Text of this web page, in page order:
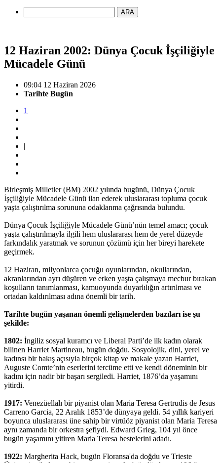
ARA
12 Haziran 2002: Dünya Çocuk İşçiliğiyle
Mücadele Günü
09:04 12 Haziran 2026
Tarihte Bugün
1
|
Birleşmiş Milletler (BM) 2002 yılında bugünü, Dünya Çocuk
İşçiliğiyle Mücadele Günü ilan ederek uluslararası topluma çocuk
yaşta çalıştırılma sorununa odaklanma çağrısında bulundu.
Dünya Çocuk İşçiliğiyle Mücadele Günü’nün temel amacı; çocuk
yaşta çalıştırılmayla ilgili hem uluslararası hem de yerel düzeyde
farkındalık yaratmak ve sorunun çözümü için her bireyi harekete
geçirmek.
12 Haziran, milyonlarca çocuğu oyunlarından, okullarından,
akranlarından ayrı düşüren ve erken yaşta çalışmaya mecbur bırakan
koşulların tanımlanması, kamuoyunda duyarlılığın artırılması ve
ortadan kaldırılması adına önemli bir tarih.
Tarihte bugün yaşanan önemli gelişmelerden bazıları ise şu
şekilde:
1802: İngiliz sosyal kuramcı ve Liberal Parti’de ilk kadın olarak
bilinen Harriet Martineau, bugün doğdu. Sosyolojik, dini, yerel ve
kadınsı bir bakış açısıyla birçok kitap ve makale yazan Harriet,
Auguste Comte’nin eserlerini tercüme etti ve kendi döneminin bir
kadını için nadir bir başarı sergiledi. Harriet, 1876’da yaşamını
yitirdi.
1917: Venezüellalı bir piyanist olan Maria Teresa Gertrudis de Jesus
Carreno Garcia, 22 Aralık 1853’de dünyaya geldi. 54 yıllık kariyeri
boyunca uluslararası üne sahip bir virtüöz piyanist olan Maria Teresa
aynı zamanda bir orkestra şefiydi. Edward Grieg, 104 yıl önce
bugün yaşamını yitiren Maria Teresa bestelerini adadı.
1922: Margherita Hack, bugün Floransa'da doğdu ve Trieste